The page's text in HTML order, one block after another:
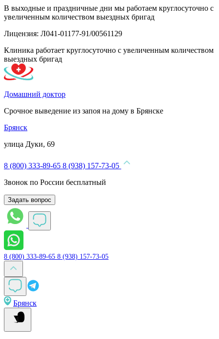
В выходные и праздничные дни мы работаем круглосуточно с
увеличенным количеством выездных бригад
Лицензия: Л041-01177-91/00561129
Клиника работает круглосуточно с увеличенным количеством
выездных бригад
Домашний доктор
Срочное выведение из запоя на дому в Брянске
Брянск
улица Дуки, 69
8 (800) 333-89-65 8 (938) 157-73-05
Звонок по России бесплатный
Задать вопрос
8 (800) 333-89-65 8 (938) 157-73-05
Брянск